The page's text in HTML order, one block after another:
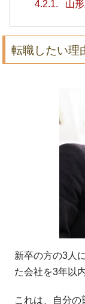
4.2.1. 山
転職したい理
新卒の方の3人
た会社を3年以
これは、自分